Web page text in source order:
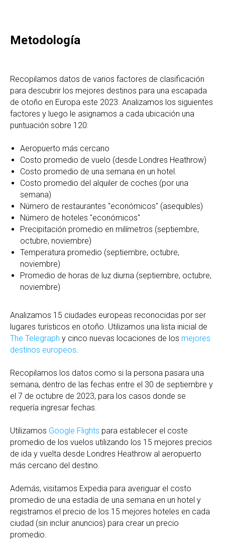
Metodología
Recopilamos datos de varios factores de clasificación
para descubrir los mejores destinos para una escapada
de otoño en Europa este 2023. Analizamos los siguientes
factores y luego le asignamos a cada ubicación una
puntuación sobre 120:
Aeropuerto más cercano
Costo promedio de vuelo (desde Londres Heathrow)
Costo promedio de una semana en un hotel.
Costo promedio del alquiler de coches (por una
semana)
Número de restaurantes "económicos" (asequibles)
Número de hoteles "económicos"
Precipitación promedio en milímetros (septiembre,
octubre, noviembre)
Temperatura promedio (septiembre, octubre,
noviembre)
Promedio de horas de luz diurna (septiembre, octubre,
noviembre)
Analizamos 15 ciudades europeas reconocidas por ser
lugares turísticos en otoño. Utilizamos una lista inicial de
The Telegraph y cinco nuevas locaciones de los mejores
destinos europeos.
Recopilamos los datos como si la persona pasara una
semana, dentro de las fechas entre el 30 de septiembre y
el 7 de octubre de 2023, para los casos donde se
requería ingresar fechas.
Utilizamos Google Flights para establecer el coste
promedio de los vuelos utilizando los 15 mejores precios
de ida y vuelta desde Londres Heathrow al aeropuerto
más cercano del destino.
Además, visitamos Expedia para averiguar el costo
promedio de una estadía de una semana en un hotel y
registramos el precio de los 15 mejores hoteles en cada
ciudad (sin incluir anuncios) para crear un precio
promedio.